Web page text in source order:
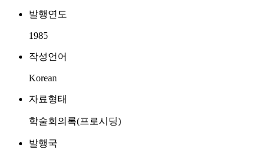
발행연도
1985
작성언어
Korean
자료형태
학술회의록(프로시딩)
발행국